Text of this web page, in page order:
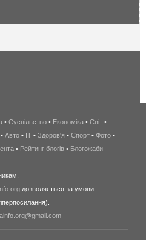
беспроводной
интернет
киев
wimax
в
• Суспільство • Економіка • Світ •
• Авто • IT • Здоров'я • Спорт • Фото •
• Рейтинг блогів • Блогожаби
дозволяється за умови